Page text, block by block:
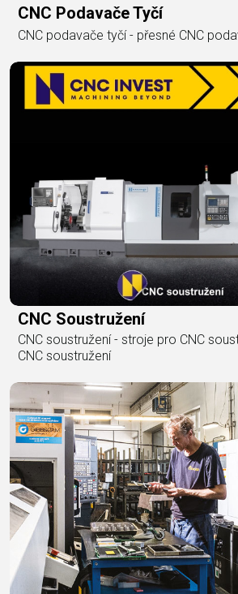
CNC Podavače Tyčí
CNC podavače tyčí - přesné CNC
CNC Soustružení
CNC soustružení - stroje pro CNC
CNC soustružení